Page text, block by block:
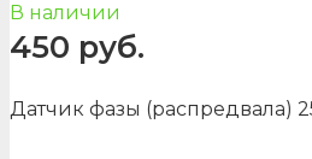
В наличии
450 руб.
Датчик фазы (распредвала)